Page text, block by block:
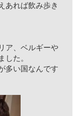
あれば飲み歩き
ア、ベルギーや
した。
多い国なんです